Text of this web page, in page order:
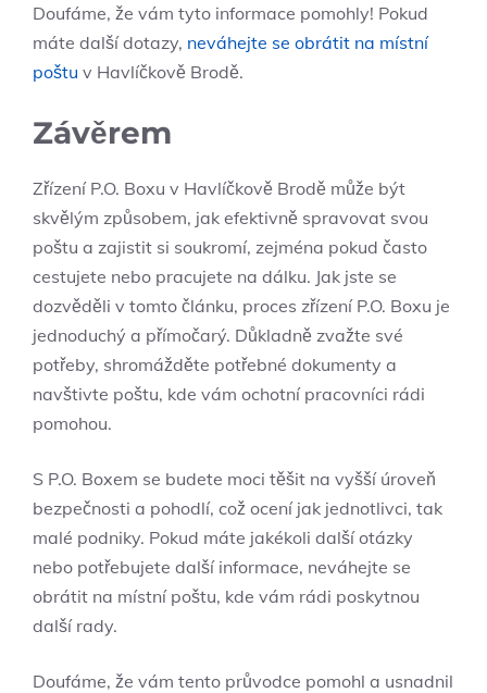
Doufáme, že vám tyto informace pomohly! Pokud
máte další dotazy, neváhejte se obrátit na místní
poštu v Havlíčkově Brodě.
Závěrem
Zřízení P.O. Boxu v Havlíčkově Brodě může být
skvělým způsobem, jak efektivně spravovat svou
poštu a zajistit si soukromí, zejména pokud často
cestujete nebo pracujete na dálku. Jak jste se
dozvěděli v tomto článku, proces zřízení P.O. Boxu je
jednoduchý a přímočarý. Důkladně zvažte své
potřeby, shromážděte potřebné dokumenty a
navštivte poštu, kde vám ochotní pracovníci rádi
pomohou.
S P.O. Boxem se budete moci těšit na vyšší úroveň
bezpečnosti a pohodlí, což ocení jak jednotlivci, tak
malé podniky. Pokud máte jakékoli další otázky
nebo potřebujete další informace, neváhejte se
obrátit na místní poštu, kde vám rádi poskytnou
další rady.
Doufáme, že vám tento průvodce pomohl a usnadnil